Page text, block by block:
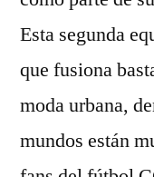
Esta segunda
que fusiona
moda urbana,
mundos están